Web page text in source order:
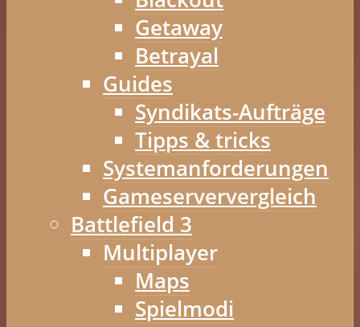
Getaway
Betrayal
Guides
Syndikats-Aufträge
Tipps & tricks
Systemanforderungen
Gameserververgleich
Battlefield 3
Multiplayer
Maps
Spielmodi